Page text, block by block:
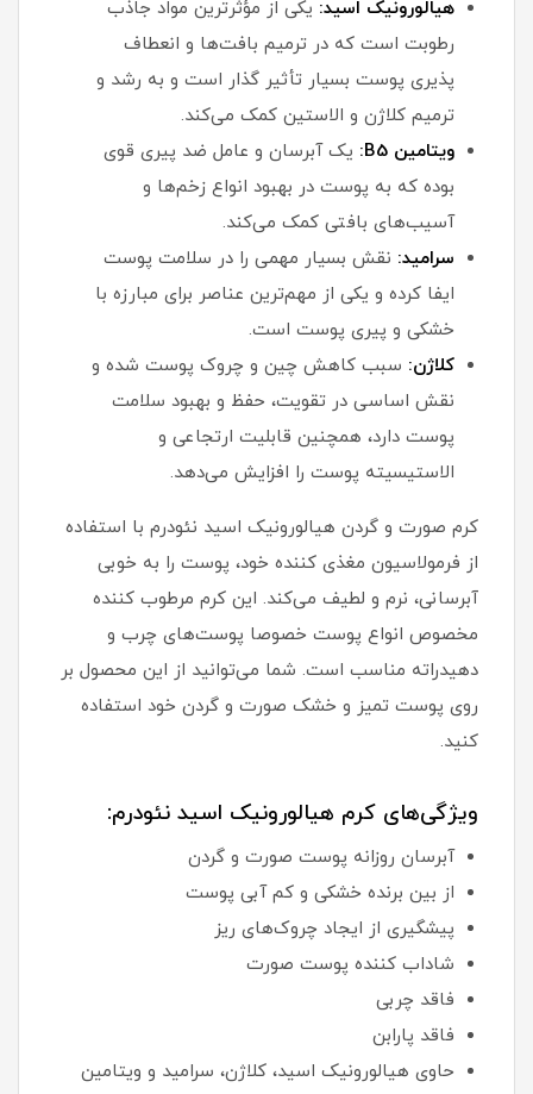
هیالورونیک اسید: یکی از مؤثرترین مواد جاذب
رطوبت است که در ترمیم بافت‌ها و انعطاف
پذیری پوست بسیار تأثیر گذار است و به رشد و
ترمیم کلاژن و الاستین کمک می‌کند.
ویتامین B5:
یک آبرسان و عامل ضد پیری قوی
بوده که به پوست در بهبود انواع زخم‌ها و
آسیب‌های بافتی کمک می‌کند.
سرامید: نقش بسیار مهمی را در سلامت پوست
ایفا کرده و یکی از مهم‌ترین عناصر برای مبارزه با
خشکی و پیری پوست است.
کلاژن: سبب کاهش چین و چروک پوست شده و
نقش اساسی در تقویت، حفظ و بهبود سلامت
پوست دارد، همچنین قابلیت ارتجاعی و
الاستیسیته پوست را افزایش می‌دهد.
کرم صورت و گردن هیالورونیک اسید نئودرم با استفاده
از فرمولاسیون مغذی کننده خود، پوست را به خوبی
آبرسانی، نرم و لطیف می‌کند. این کرم مرطوب کننده
مخصوص انواع پوست خصوصا پوست‌های چرب و
دهیدراته مناسب است. شما می‌توانید از این محصول بر
روی پوست تمیز و خشک صورت و گردن خود استفاده
کنید.
ویژگی‌های کرم هیالورونیک اسید نئودرم:
آبرسان روزانه پوست صورت و گردن
از بین برنده خشکی و کم آبی پوست
پیشگیری از ایجاد چروک‌های ریز
شاداب کننده پوست صورت
فاقد چربی
فاقد پارابن
حاوی هیالورونیک اسید، کلاژن، سرامید و ویتامین